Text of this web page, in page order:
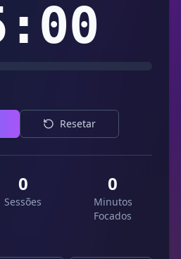
Resetar
0
Sessões
0
Minutos
Focados